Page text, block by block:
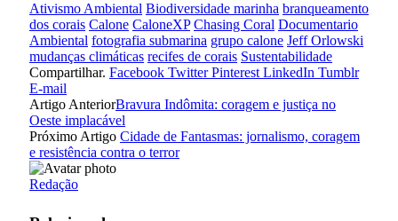
Ativismo Ambiental Biodiversidade marinha branqueamento
dos corais Calone CaloneXP Chasing Coral Documentario
Ambiental fotografia submarina grupo calone Jeff Orlowski
mudanças climáticas recifes de corais Sustentabilidade
Compartilhar. Facebook Twitter Pinterest LinkedIn Tumblr
E-mail
Artigo AnteriorBravura Indômita: coragem e justiça no
Oeste implacável
Próximo Artigo Cidade de Fantasmas: jornalismo, coragem
e resistência contra o terror
Redação